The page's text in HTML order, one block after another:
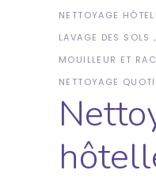
NETTOYAGE
LAVAGE DES SOLS
MOUILLEUR ET
NETTOYAGE